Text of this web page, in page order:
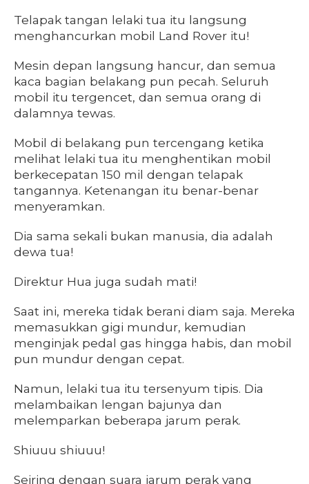
Telapak tangan lelaki tua itu langsung
menghancurkan mobil Land Rover itu!
Mesin depan langsung hancur, dan semua
kaca bagian belakang pun pecah. Seluruh
mobil itu tergencet, dan semua orang di
dalamnya tewas.
Mobil di belakang pun tercengang ketika
melihat lelaki tua itu menghentikan mobil
berkecepatan 150 mil dengan telapak
tangannya. Ketenangan itu benar-benar
menyeramkan.
Dia sama sekali bukan manusia, dia adalah
dewa tua!
Direktur Hua juga sudah mati!
Saat ini, mereka tidak berani diam saja. Mereka
memasukkan gigi mundur, kemudian
menginjak pedal gas hingga habis, dan mobil
pun mundur dengan cepat.
Namun, lelaki tua itu tersenyum tipis. Dia
melambaikan lengan bajunya dan
melemparkan beberapa jarum perak.
Shiuuu shiuuu!
Seiring dengan suara jarum perak yang